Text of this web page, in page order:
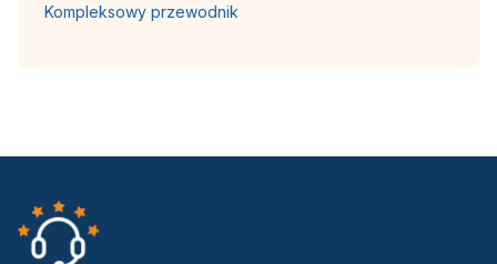
Kompleksowy przewodnik